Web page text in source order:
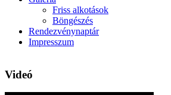
Friss alkotások
Böngészés
Rendezvénynaptár
Impresszum
Videó